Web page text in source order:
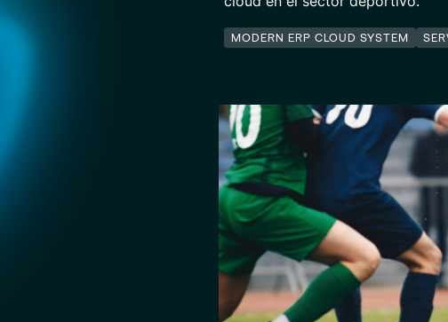
MODERN ERP CLOUD SYSTEM